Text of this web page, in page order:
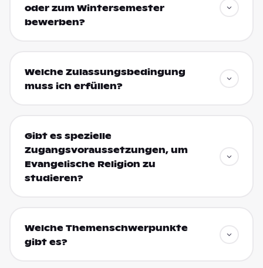
oder zum Wintersemester
bewerben?
Welche Zulassungsbedingung
muss ich erfüllen?
Gibt es spezielle
Zugangsvoraussetzungen, um
Evangelische Religion zu
studieren?
Welche Themenschwerpunkte
gibt es?